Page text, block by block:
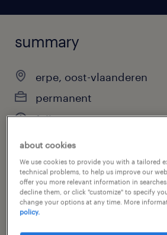
summary
erpe, oost-vlaanderen
permanent
full-time
job category
engineering
about cookies
We use cookies to provide you with a tailored
technical problems, to help us improve our
offer you more relevant information in
decline them, or click "customize" to specify
change your options at any time. More
policy.